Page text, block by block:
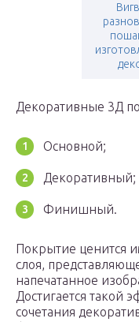
Декоративные 3Д
Основной;
Декоративный;
Финишный.
Покрытие ценится
слоя,
напечатанное
Достигается такой
сочетания